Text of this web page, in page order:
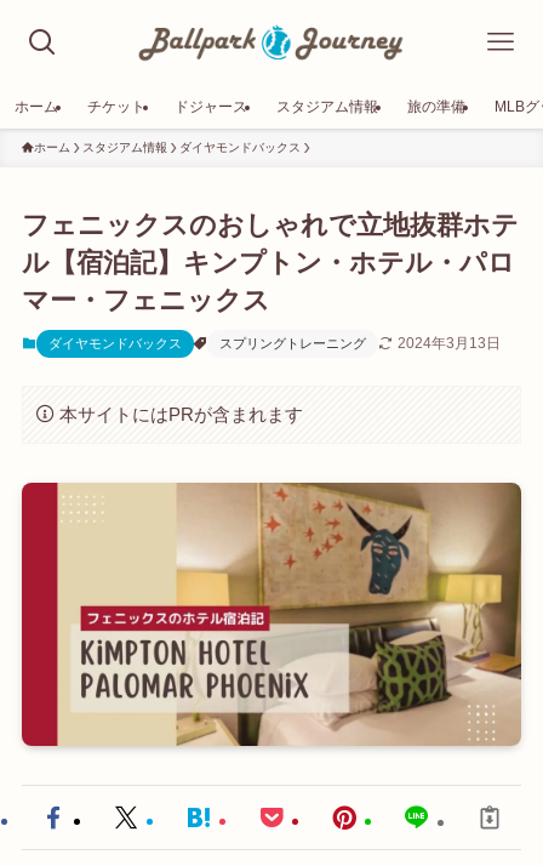
ホーム チケット ドジャース スタジアム情報 旅の準備 MLB
ホーム スタジアム情報 ダイヤモンドバックス
フェニックスのおしゃれで立地抜群ホテ
ル【宿泊記】キンプトン・ホテル・パロ
マー・フェニックス
ダイヤモンドバックス スプリングトレーニング 2024年3月13日
本サイトにはPRが含まれます